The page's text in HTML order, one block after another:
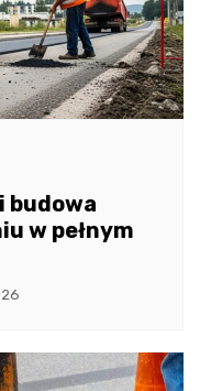
budowa
w pełnym